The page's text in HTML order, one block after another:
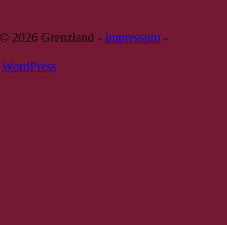
2026 Grenzland - Impressum -
WordPress